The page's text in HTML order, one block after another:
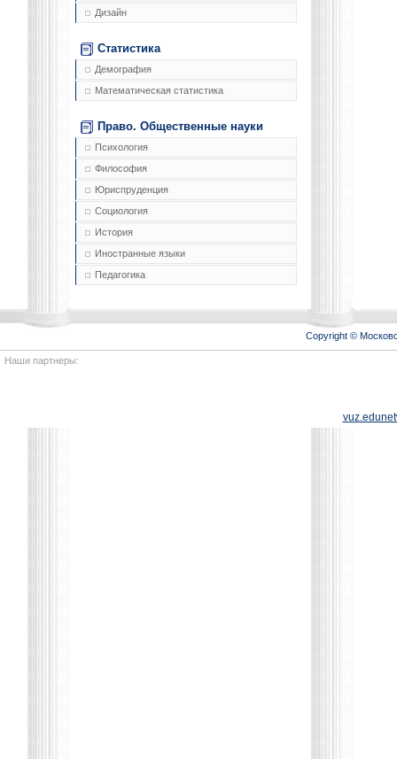
Дизайн
Статистика
Демография
Математическая статистика
Право. Общественные науки
Психология
Философия
Юриспруденция
Социология
История
Иностранные языки
Педагогика
Copyright ©
Наши партнеры: